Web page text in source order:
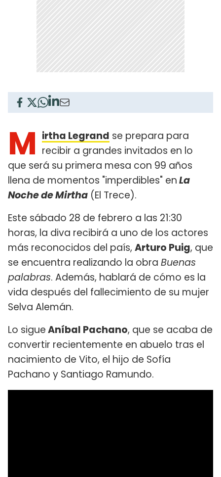
M irtha Legrand se prepara para
recibir a grandes invitados en lo
que será su primera mesa con 99 años
llena de momentos "imperdibles" enLa
Noche de Mirtha (El Trece).
Este sábado 28 de febrero a las 21:30
horas, la diva recibirá a uno de los actores
más reconocidos del país, Arturo Puig, que
se encuentra realizando la obra Buenas
palabras. Además, hablará de cómo es la
vida después del fallecimiento de su mujer
Selva Alemán.
Lo sigueAníbal Pachano, que se acaba de
convertir recientemente en abuelo tras el
nacimiento de Vito, el hijo de Sofía
Pachano y Santiago Ramundo.